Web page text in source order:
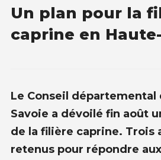
Un plan pour la
caprine en
Le Conseil départemental
Savoie a dévoilé fin août
de la filière caprine. Trois
retenus pour répondre